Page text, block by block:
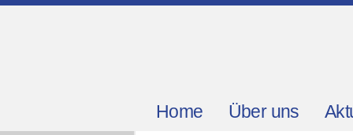
Home Über uns